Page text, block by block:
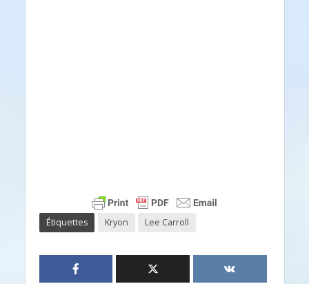
Étiquettes Kryon Lee Carroll